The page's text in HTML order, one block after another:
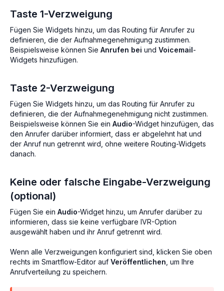
Taste 1-Verzweigung
Fügen Sie Widgets hinzu, um das Routing für Anrufer zu
definieren, die der Aufnahmegenehmigung zustimmen.
Beispielsweise können Sie Anrufen bei und Voicemail-
Widgets hinzufügen.
Taste 2-Verzweigung
Fügen Sie Widgets hinzu, um das Routing für Anrufer zu
definieren, die der Aufnahmegenehmigung nicht zustimmen.
Beispielsweise können Sie ein Audio-Widget hinzufügen, das
den Anrufer darüber informiert, dass er abgelehnt hat und
der Anruf nun getrennt wird, ohne weitere Routing-Widgets
danach.
Keine oder falsche Eingabe-Verzweigung
(optional)
Fügen Sie ein Audio-Widget hinzu, um Anrufer darüber zu
informieren, dass sie keine verfügbare IVR-Option
ausgewählt haben und ihr Anruf getrennt wird.
Wenn alle Verzweigungen konfiguriert sind, klicken Sie oben
rechts im Smartflow-Editor auf Veröffentlichen, um Ihre
Anrufverteilung zu speichern.